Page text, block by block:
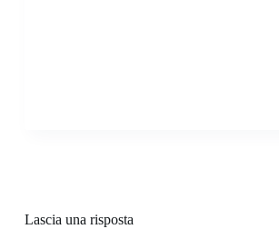
Lascia una risposta